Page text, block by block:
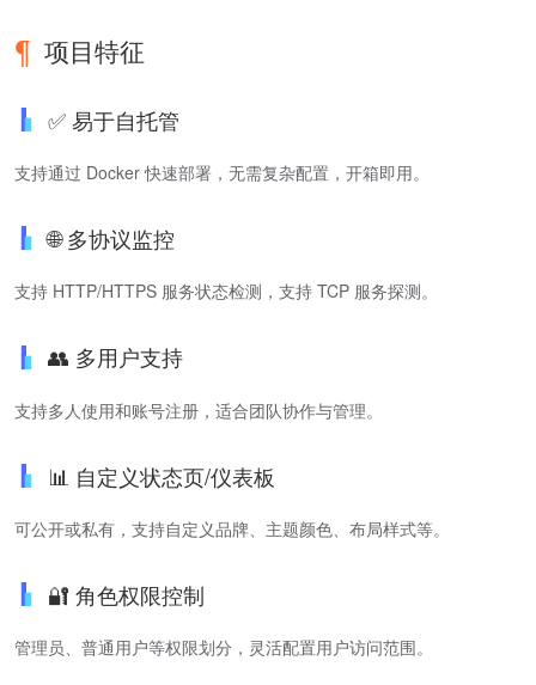
项目特征
✅ 易于自托管
支持通过 Docker 快速部署，无需复杂配置，开箱即用。
🌐 多协议监控
支持 HTTP/HTTPS 服务状态检测，支持 TCP 服务探测。
👥 多用户支持
支持多人使用和账号注册，适合团队协作与管理。
📊 自定义状态页/仪表板
可公开或私有，支持自定义品牌、主题颜色、布局样式等。
🔐 角色权限控制
管理员、普通用户等权限划分，灵活配置用户访问范围。